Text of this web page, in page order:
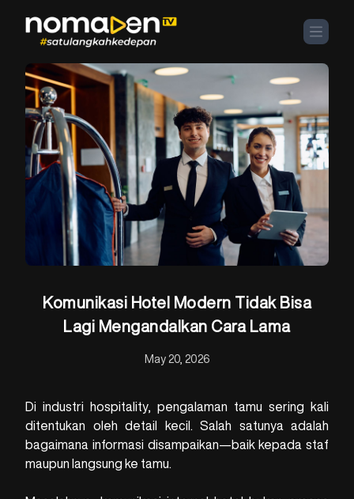
Komunikasi Hotel Modern Tidak Bisa
Lagi Mengandalkan Cara Lama
May 20, 2026
Di industri hospitality, pengalaman tamu sering kali
ditentukan oleh detail kecil. Salah satunya adalah
bagaimana informasi disampaikan—baik kepada staf
maupun langsung ke tamu.